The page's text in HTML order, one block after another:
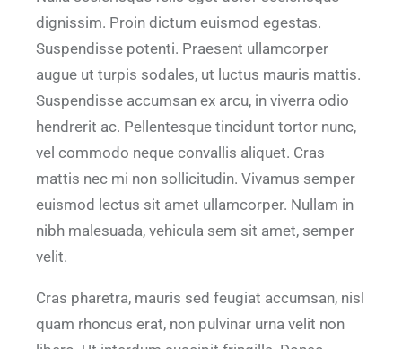
dignissim. Proin dictum euismod egestas.
Suspendisse potenti. Praesent ullamcorper
augue ut turpis sodales, ut luctus mauris mattis.
Suspendisse accumsan ex arcu, in viverra odio
hendrerit ac. Pellentesque tincidunt tortor nunc,
vel commodo neque convallis aliquet. Cras
mattis nec mi non sollicitudin. Vivamus semper
euismod lectus sit amet ullamcorper. Nullam in
nibh malesuada, vehicula sem sit amet, semper
velit.
Cras pharetra, mauris sed feugiat accumsan, nisl
quam rhoncus erat, non pulvinar urna velit non